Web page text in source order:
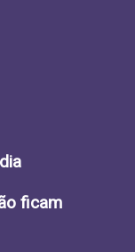
ficam